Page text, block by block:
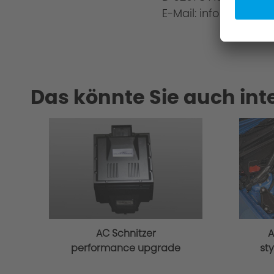
E-Mail: info@ac-
Das könnte Sie auch
AC Schnitzer
performance upgrade